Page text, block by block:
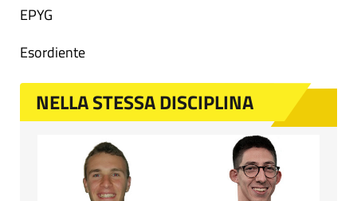
EPYG
Esordiente
NELLA STESSA DISCIPLINA